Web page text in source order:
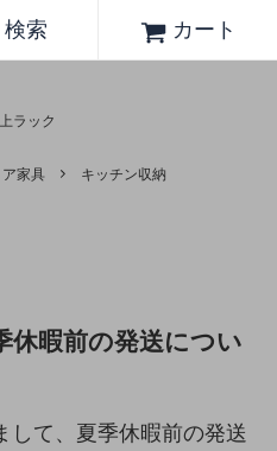
検索 カート
ラック
家具 キッチン収納
休暇前の発送につい
して、夏季休暇前の発送